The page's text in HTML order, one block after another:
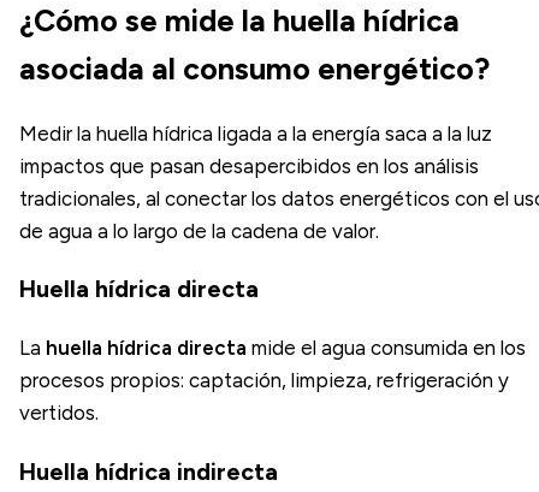
¿Cómo se mide la huella hídrica
asociada al consumo energético?
Medir la huella hídrica ligada a la energía saca a la luz
impactos que pasan desapercibidos en los análisis
tradicionales, al conectar los datos energéticos con el
de agua a lo largo de la cadena de valor.
Huella hídrica directa
La huella hídrica directa mide el agua consumida en los
procesos propios: captación, limpieza, refrigeración y
vertidos.
Huella hídrica indirecta